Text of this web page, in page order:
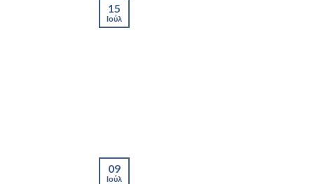
15
Ιούλ
09
Ιούλ